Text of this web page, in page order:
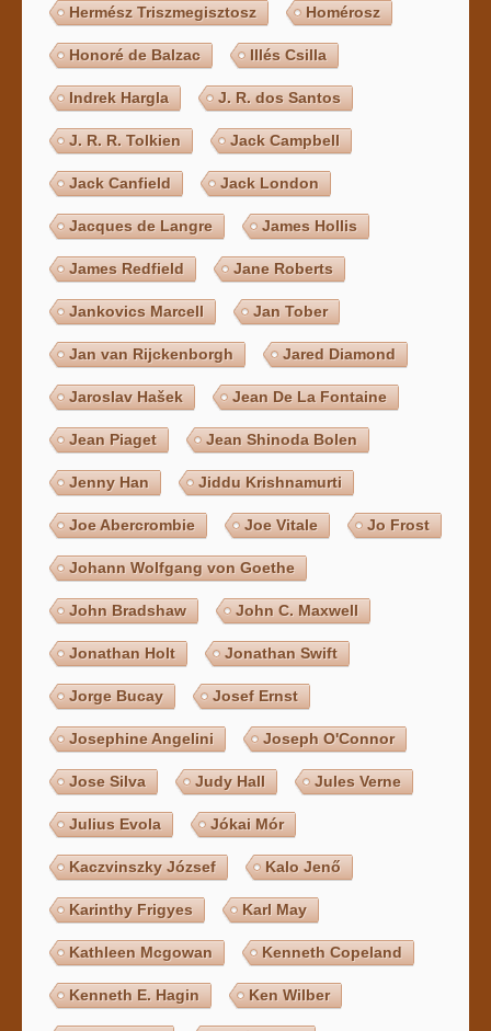
Hermész Triszmegisztosz Homérosz
Honoré de Balzac Illés Csilla
Indrek Hargla J. R. dos Santos
J. R. R. Tolkien Jack Campbell
Jack Canfield Jack London
Jacques de Langre James Hollis
James Redfield Jane Roberts
Jankovics Marcell Jan Tober
Jan van Rijckenborgh Jared Diamond
Jaroslav Hašek Jean De La Fontaine
Jean Piaget Jean Shinoda Bolen
Jenny Han Jiddu Krishnamurti
Joe Abercrombie Joe Vitale Jo Frost
Johann Wolfgang von Goethe
John Bradshaw John C. Maxwell
Jonathan Holt Jonathan Swift
Jorge Bucay Josef Ernst
Josephine Angelini Joseph O'Connor
Jose Silva Judy Hall Jules Verne
Julius Evola Jókai Mór
Kaczvinszky József Kalo Jenő
Karinthy Frigyes Karl May
Kathleen Mcgowan Kenneth Copeland
Kenneth E. Hagin Ken Wilber